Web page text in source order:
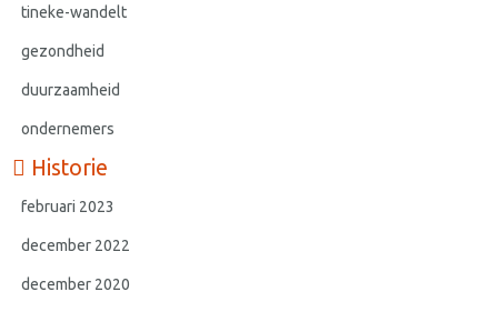
tineke-wandelt
gezondheid
duurzaamheid
ondernemers
Historie
februari 2023
december 2022
december 2020